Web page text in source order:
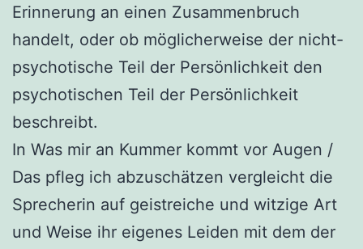
Erinnerung an einen Zusammenbruch
handelt, oder ob möglicherweise der nicht-
psychotische Teil der Persönlichkeit den
psychotischen Teil der Persönlichkeit
beschreibt.
In Was mir an Kummer kommt vor Augen /
Das pfleg ich abzuschätzen vergleicht die
Sprecherin auf geistreiche und witzige Art
und Weise ihr eigenes Leiden mit dem der